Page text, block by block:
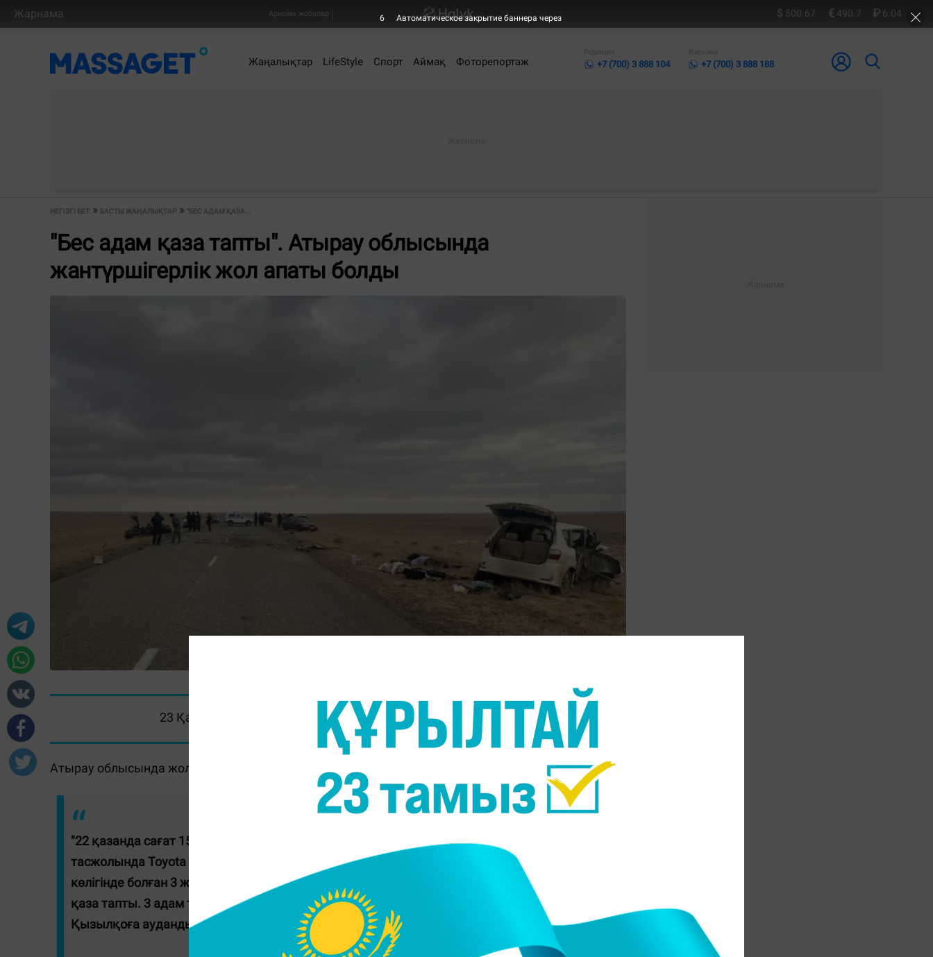
Жарнама Арнайы жобалар 500.67 490.7 6.04
Жаңалықтар LifeStyle Спорт Аймақ Фоторепортаж
Редакция
+7 (700) 3 888 104
Жарнама
+7 (700) 3 888 188
НЕГІЗГІ БЕТ БАСТЫ ЖАҢАЛЫҚТАР "БЕС АДАМ ҚАЗА...
"Бес адам қаза тапты". Атырау облысында
жантүршігерлік жол апаты болды
23 Қазан 2022, 08:52
Атырау облысында жол апаты болып, бес адам қаза тапты, - деп хабарлайды Polisia.kz.
"22 қазанда сағат 15.00 шамасында Қызылқоға ауданында Сағыз-Миялы облыстық
тасжолында Toyota Ipsum және Lada Granta автокөліктері соқтығысты. Toyota Ipsum
көлігінде болған 3 жолаушы және Lada Granta автокөлігіндегі 2 жолаушы оқиға орнында
қаза тапты. 3 адам түрлі дене жарақатымен аудандық ауруханаға жеткізілді", - деді
Қызылқоға аудандық полиция бөлімі бастығының бірінші орынбасары Бауыржан Макеев.
6 Автоматическое закрытие баннера через